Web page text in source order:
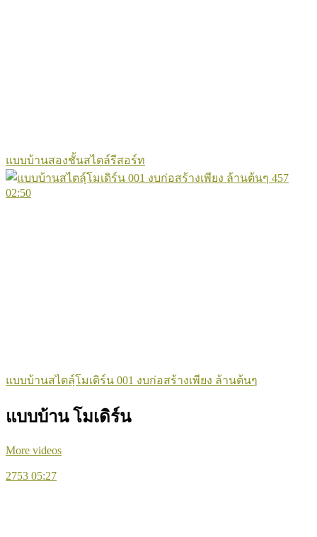
แบบบ้านสองชั้นสไตล์รีสอร์ท
457
02:50
แบบบ้านสไตลฺ์โมเดิร์น 001 งบก่อสร้างเพียง ล้านต้นๆ
แบบบ้าน โมเดิร์น
More videos
2753 05:27